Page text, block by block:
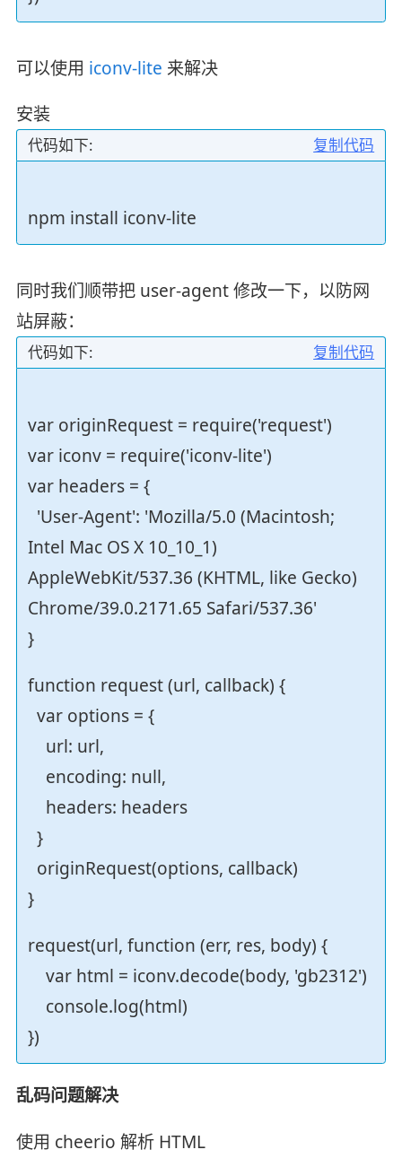
可以使用 iconv-lite 来解决
安装
复制代码
代码如下:
npm install iconv-lite
同时我们顺带把 user-agent 修改一下，以防网
站屏蔽：
复制代码
代码如下:
var originRequest = require('request')
var iconv = require('iconv-lite')
var headers = {
'User-Agent': 'Mozilla/5.0 (Macintosh;
Intel Mac OS X 10_10_1)
AppleWebKit/537.36 (KHTML, like Gecko)
Chrome/39.0.2171.65 Safari/537.36'
}
function request (url, callback) {
var options = {
url: url,
encoding: null,
headers: headers
}
originRequest(options, callback)
}
request(url, function (err, res, body) {
var html = iconv.decode(body, 'gb2312')
console.log(html)
})
乱码问题解决
使用 cheerio 解析 HTML